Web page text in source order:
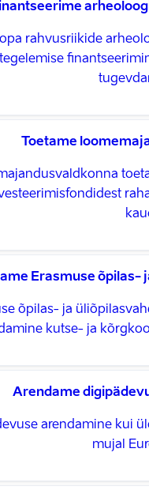
rahvusriikide
tegelemise
Toetame
Erasmuse õpilas-
õpilas- ja
kutse- ja
Arendame
arendamine kui
mujal